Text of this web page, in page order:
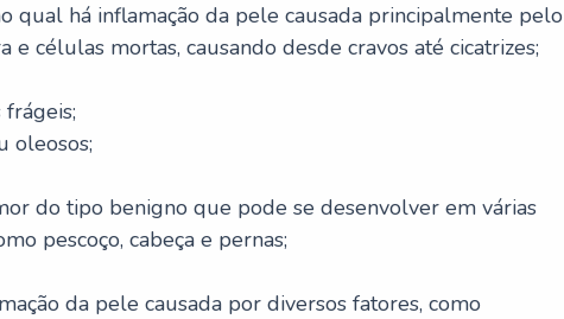
qual há inflamação da pele causada principalmente pelo
células mortas, causando desde cravos até cicatrizes;
frágeis;
oleosos;
do tipo benigno que pode se desenvolver em várias
pescoço, cabeça e pernas;
da pele causada por diversos fatores, como